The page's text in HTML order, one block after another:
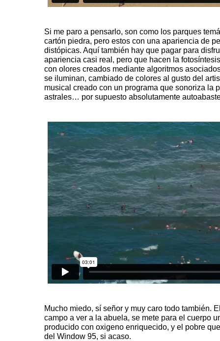
Si me paro a pensarlo, son como los parques
cartón piedra, pero estos con una apariencia de
distópicas. Aquí también hay que pagar para
apariencia casi real, pero que hacen la
con olores creados mediante algoritmos
se iluminan, cambiado de colores al gusto del
musical creado con un programa que sonoriza la
astrales… por supuesto absolutamente
Mucho miedo, sí señor y muy caro todo también.
campo a ver a la abuela, se mete para el cuerpo
producido con oxigeno enriquecido, y el pobre
del Window 95, si acaso.